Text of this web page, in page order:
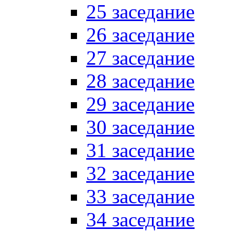
25 заседание
26 заседание
27 заседание
28 заседание
29 заседание
30 заседание
31 заседание
32 заседание
33 заседание
34 заседание